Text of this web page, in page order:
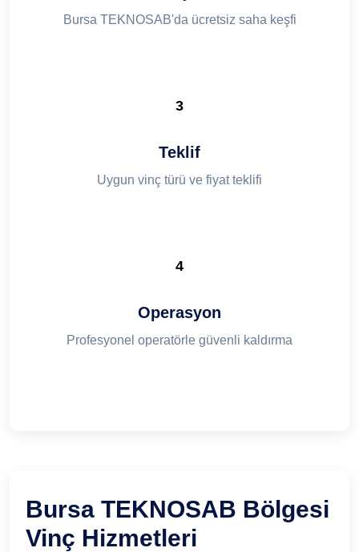
Bursa TEKNOSAB'da ücretsiz saha keşfi
3
Teklif
Uygun vinç türü ve fiyat teklifi
4
Operasyon
Profesyonel operatörle güvenli kaldırma
Bursa TEKNOSAB Bölgesi
Vinç Hizmetleri